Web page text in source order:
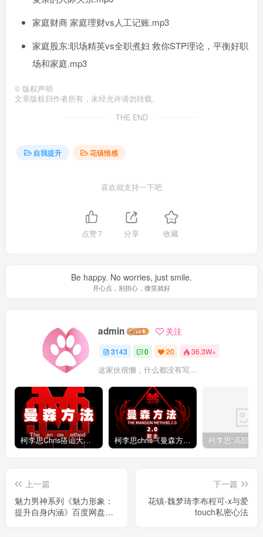
家庭财商 家庭理财vs人工记账.mp3
家庭股东:职场精英vs全职煮妇 救你STP理论，平衡好职
场和家庭.mp3
© 版权声明
文章版权归作者所有，未经允许请勿转载。
THE END
自我提升 花镇情感
喜欢就支持一下吧
点赞7 分享 收藏
Be happy. No worries, just smile.
开心点，别担心，微笑就好
admin 关注
3143 0 20 36.3W+
这家伙很懒，什么都没有写...
柯李思Chris搭讪大师“曼森方法”完整版下载 柯李思chris《曼森方法2.0课程》百度云免费下载
上一篇
魅力男神系列《魅力形象：
提升自身内涵》百度网盘下
下一篇
花镇-魏梦琦李布程可-x与爱
touch私密心法